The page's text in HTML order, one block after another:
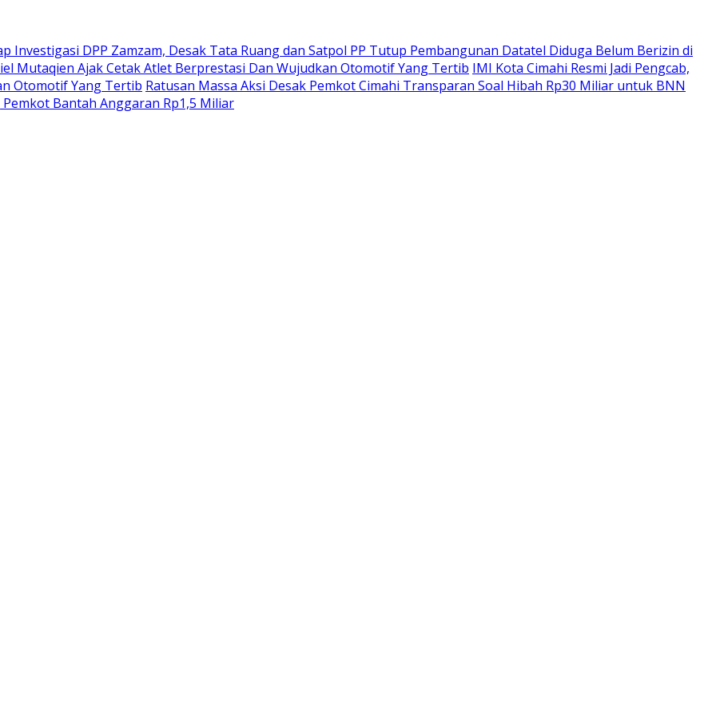
Investigasi DPP Zamzam, Desak Tata Ruang dan Satpol PP Tutup Pembangunan Datatel Diduga Belum Berizin di
Mutaqien Ajak Cetak Atlet Berprestasi Dan Wujudkan Otomotif Yang Tertib IMI Kota Cimahi Resmi Jadi Pengcab,
Otomotif Yang Tertib Ratusan Massa Aksi Desak Pemkot Cimahi Transparan Soal Hibah Rp30 Miliar untuk BNN
Bantah Anggaran Rp1,5 Miliar